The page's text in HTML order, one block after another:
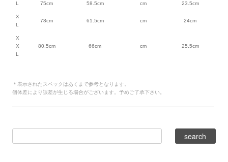
L 75cm 58.5cm cm 23.5cm
X
L
78cm 61.5cm cm 24cm
X
X
L
80.5cm 66cm cm 25.5cm
＊表示されたスペックはあくまで参考となります。
個体差により誤差が生じる場合がございます。予めご了承下さい。